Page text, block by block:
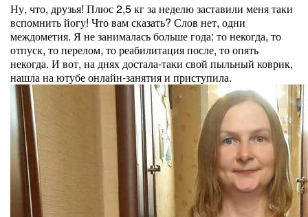
Ну, что, друзья! Плюс 2,5 кг за неделю заставили меня таки
вспомнить йогу! Что вам сказать? Слов нет, одни
междометия. Я не занималась больше года: то некогда, то
отпуск, то перелом, то реабилитация после, то опять
некогда. И вот, на днях достала-таки свой пыльный коврик,
нашла на ютубе онлайн-занятия и приступила.